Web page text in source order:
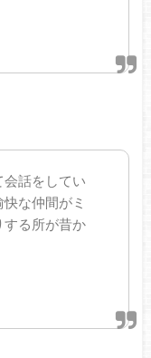
話をしてい
な仲間がミ
する所が昔か